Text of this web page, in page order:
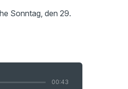
Sonntag, den 29.
00:43